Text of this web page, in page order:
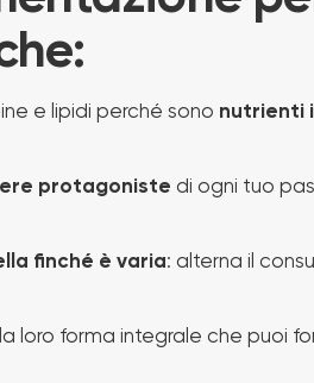
e lipidi perché sono nutrienti
protagoniste di ogni tuo
finché è varia: alterna il
loro forma integrale che puoi